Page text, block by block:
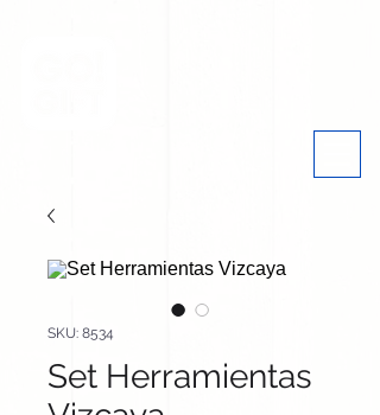
SKU: 8534
Set Herramientas